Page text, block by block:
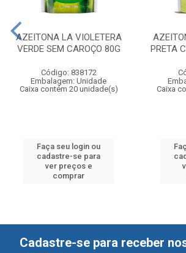
AZEITONA LA VIOLETERA
VERDE SEM CAROÇO 80G
Código: 838172
Embalagem: Unidade
Caixa contém 20 unidade(s)
Faça seu login ou
cadastre-se para
ver preços e
comprar
PRETA
Caixa
Cadastre-se para receber